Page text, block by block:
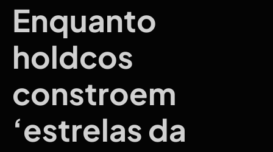
Enquanto
holdcos
constroem
‘estrelas da